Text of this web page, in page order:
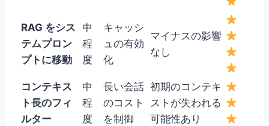
RAG をシス
テムプロン
プトに移動
中
程
度
キャッシ
ュの有効
化
マイナスの影響
なし
コンテキス
ト長のフィ
ルター
中
程
度
長い会話
のコスト
を制御
初期のコンテキ
ストが失われる
可能性あり